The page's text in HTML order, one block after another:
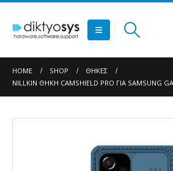
HOME SHOP
ΘΉΚΕΣ
NILLKIN ΘΉΚΗ CAMSHIELD PRO ΓΙΑ SAMSUNG